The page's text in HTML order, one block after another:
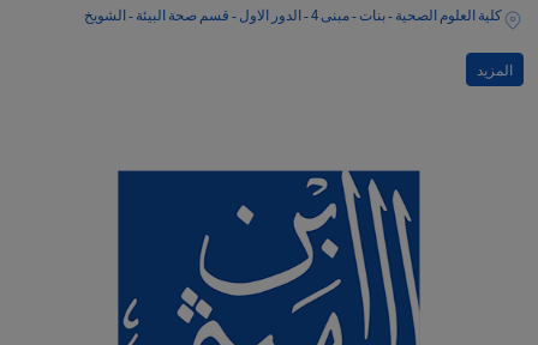
كلية العلوم الصحية - بنات - مبنى 4 - الدور الاول - قسم صحة البيئة - الشويخ
المزيد